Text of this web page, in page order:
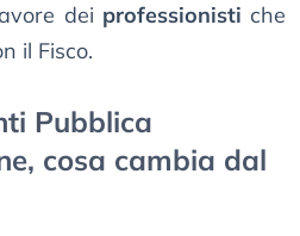
dei professionisti che
il Fisco.
Pubblica
cosa cambia dal